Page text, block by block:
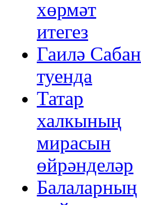
хөрмәт
итегез
Гаилә Сабан
туенда
Татар
халкының
мирасын
өйрәнделәр
Балаларның